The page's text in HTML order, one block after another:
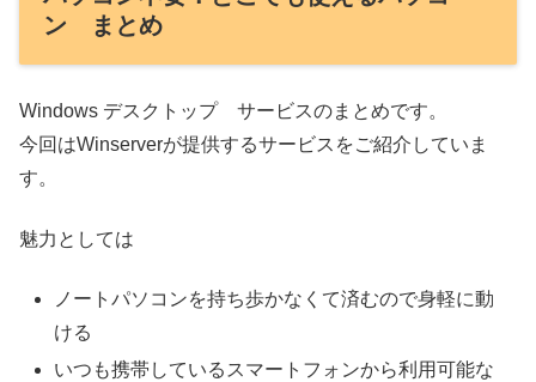
ン まとめ
Windows デスクトップ サービスのまとめです。
今回はWinserverが提供するサービスをご紹介していま
す。
魅力としては
ノートパソコンを持ち歩かなくて済むので身軽に動
ける
いつも携帯しているスマートフォンから利用可能な